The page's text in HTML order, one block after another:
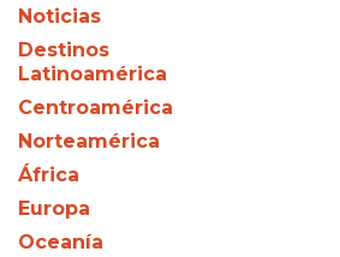
Noticias
Destinos
Latinoamérica
Centroamérica
Norteamérica
África
Europa
Oceanía